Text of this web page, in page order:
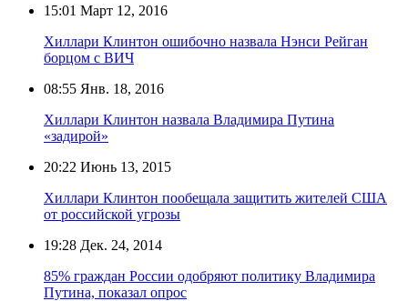
15:01 Март 12, 2016
Хиллари Клинтон ошибочно назвала Нэнси Рейган
борцом с ВИЧ
08:55 Янв. 18, 2016
Хиллари Клинтон назвала Владимира Путина
«задирой»
20:22 Июнь 13, 2015
Хиллари Клинтон пообещала защитить жителей США
от российской угрозы
19:28 Дек. 24, 2014
85% граждан России одобряют политику Владимира
Путина, показал опрос